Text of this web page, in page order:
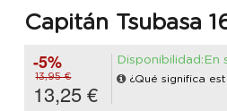
Capitán Tsubasa
-5%
13,95 €
13,25 €
Disponibilidad:En
¿Qué significa